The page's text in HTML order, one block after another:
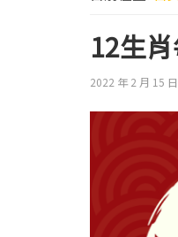
劃
師
徐
12生
2022 年 2 月 15 日